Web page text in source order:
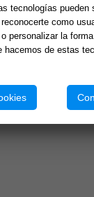
repitiendo 12
sobre la
mantener
tecnologías pueden
como
personalizar la
hacemos de estas